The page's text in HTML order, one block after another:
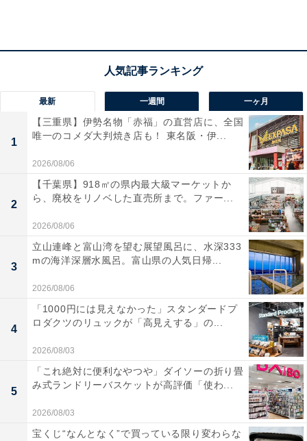
今の仕事を5年以上続けようと思いますか？
「今の仕事を5年以上続けようと思いますか」という質
問に対して、56.04%の人が「続けようと思う」と回答し
ており、「どちらでもない」が26.88%、「続けようと思
わない」は17.08%でした。
最新 一週間 一ヶ月
1
【三重県】伊勢名物「赤福」の直営店に、全国
唯一のコメダ大判焼き店も！ 東名阪・伊...
2026/08/06
2
【千葉県】918㎡の県内最大級マーケットか
ら、廃校をリノベした直売所まで。ファー...
2026/08/06
3
立山連峰と富山湾を望む展望風呂に、水深333
mの海洋深層水風呂。富山県の人気日帰...
2026/08/06
4
「1000円には見えなかった」スタンダードプ
ロダクツのリュックが「高見えする」の...
2026/08/03
5
「これ絶対に便利なやつや」ダイソーの折り畳
み式ランドリーバスケットが高評価「使わ...
2026/08/03
宝くじ“なんとなく”で買っている限り変わらな